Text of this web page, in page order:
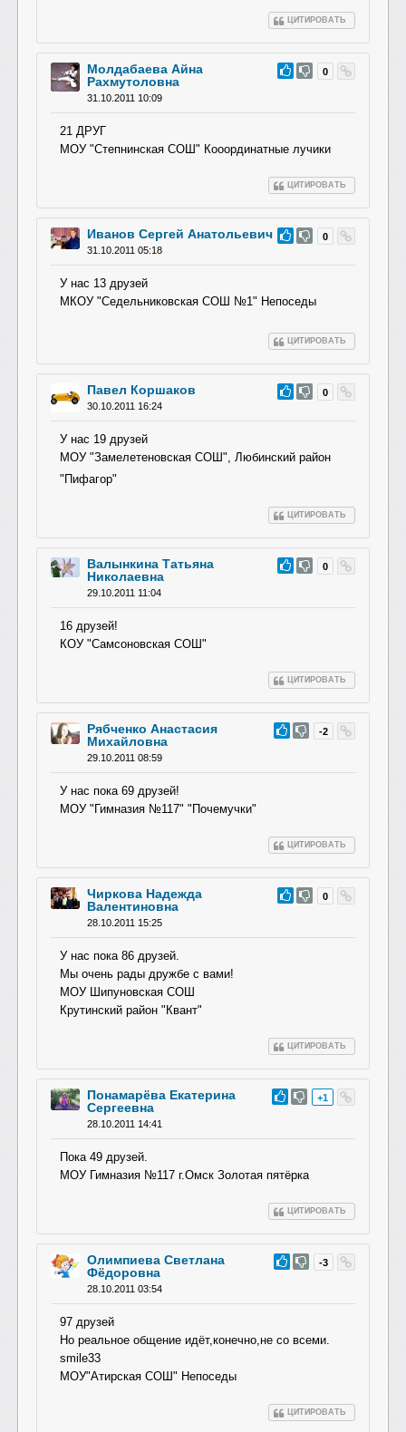
ЦИТИРОВАТЬ
#40 0
Молдабаева Айна
Рахмутоловна
31.10.2011 10:09
21 ДРУГ
МОУ "Степнинская СОШ" Кооординатные лучики
ЦИТИРОВАТЬ
#39 0
Иванов Сергей Анатольевич
31.10.2011 05:18
У нас 13 друзей
МКОУ "Седельниковская СОШ №1" Непоседы
ЦИТИРОВАТЬ
#38 0
Павел Коршаков
30.10.2011 16:24
У нас 19 друзей
МОУ "Замелетеновская СОШ", Любинский район
"Пифагор"
ЦИТИРОВАТЬ
#37 0
Валынкина Татьяна
Николаевна
29.10.2011 11:04
16 друзей!
КОУ "Самсоновская СОШ"
ЦИТИРОВАТЬ
#36 -2
Рябченко Анастасия
Михайловна
29.10.2011 08:59
У нас пока 69 друзей!
МОУ "Гимназия №117" "Почемучки"
ЦИТИРОВАТЬ
#35 0
Чиркова Надежда
Валентиновна
28.10.2011 15:25
У нас пока 86 друзей.
Мы очень рады дружбе с вами!
МОУ Шипуновская СОШ
Крутинский район "Квант"
ЦИТИРОВАТЬ
#34 +1
Понамарёва Екатерина
Сергеевна
28.10.2011 14:41
Пока 49 друзей.
МОУ Гимназия №117 г.Омск Золотая пятёрка
ЦИТИРОВАТЬ
#33 -3
Олимпиева Светлана
Фёдоровна
28.10.2011 03:54
97 друзей
Но реальное общение идёт,конечно,не со всеми.
smile33
МОУ"Атирская СОШ" Непоседы
ЦИТИРОВАТЬ